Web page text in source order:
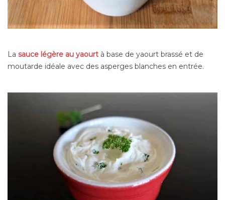
La sauce légère au yaourt à base de yaourt brassé et de
moutarde idéale avec des asperges blanches en entrée.